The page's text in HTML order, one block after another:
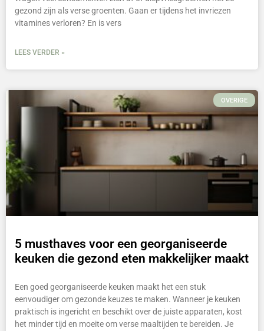
gezond zijn als verse groenten. Gaan er tijdens het invriezen
vitamines verloren? En is vers
LEES VERDER »
OVERIGE
5 musthaves voor een georganiseerde
keuken die gezond eten makkelijker maakt
Een goed georganiseerde keuken maakt het een stuk
eenvoudiger om gezonde keuzes te maken. Wanneer je keuken
praktisch is ingericht en beschikt over de juiste apparaten, kost
het minder tijd en moeite om verse maaltijden te bereiden. Je